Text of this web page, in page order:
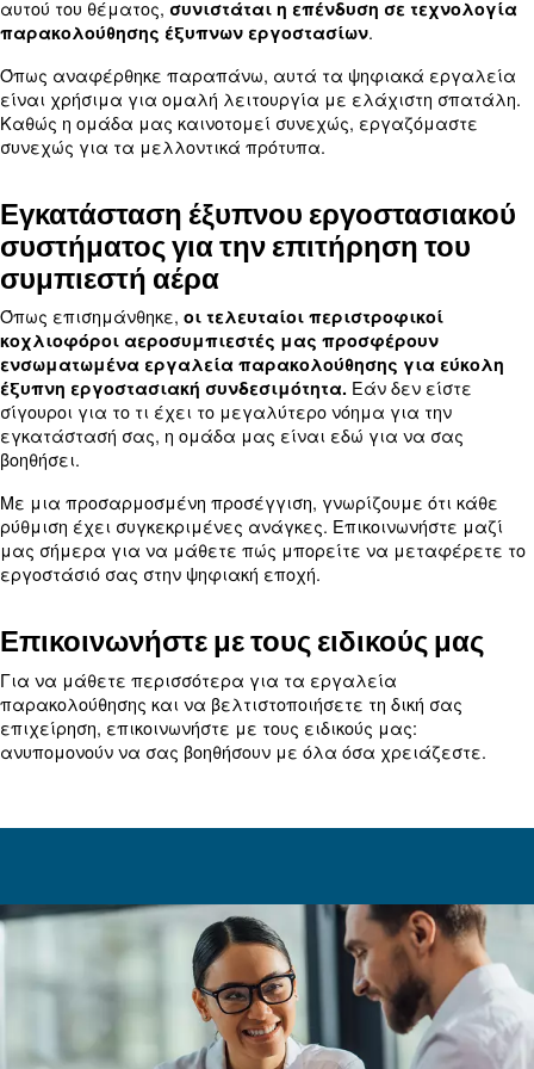
αποδοτικότητάς σας και τι έχει το
Πιστοποιημένη συντήρηση
εξαρτήματα OEM
Ένα από τα κύρια πλεονεκτήματα των
παρακολούθησηςείναι ο τρόπος με τον οποίο
συντήρησηρουτίνας. Εάν ο εξοπλισμός σας
σέρβις, συνιστούμε την πρόσληψη
και τη χρήση εξαρτημάτων OEM.
Παρόλο που οι υπηρεσίες τρίτων κατασκευαστών
ανταλλακτικά της αγοράς ανταλλακτικών
φθηνότερα εκ των προτέρων, το μακροπρόθεσμο
μπορεί να είναι επιβλαβές. Επειδή οι διαρροές
εφαρμόζει τέλεια κάθε φορά.
Μάθετε περισσότερα από τους ειδικούς μας!
Μείωση κατανάλωσης
εκπομπών άνθρακα
Σε ένα σχετικό άρθρο, εξετάζουμε τρόπους
δαπανών ενέργειας και των εκπομπών